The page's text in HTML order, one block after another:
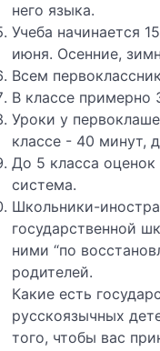
него языка.
Учеба начинается
июня. Осенние,
Всем
В классе примерно
Уроки у
классе - 40 минут,
До 5 класса оценок
система.
Школьники-
государственной
ними “по
родителей.
Какие есть
русскоязычных
того, чтобы вас